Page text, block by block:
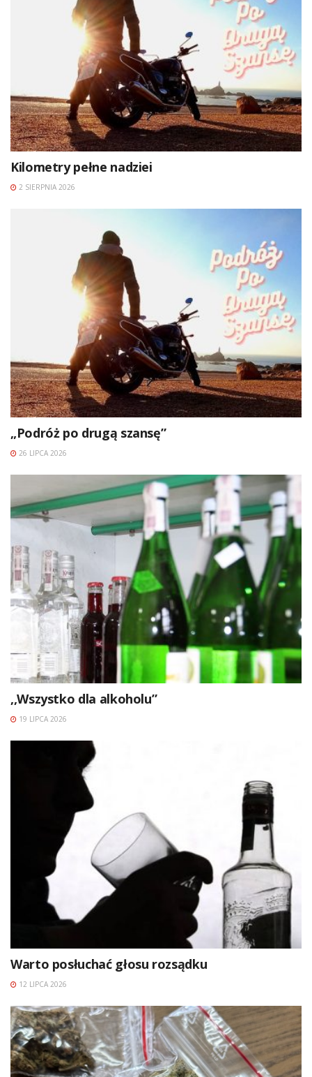
Kilometry pełne nadziei
2 SIERPNIA 2026
„Podróż po drugą szansę”
26 LIPCA 2026
,,Wszystko dla alkoholu”
19 LIPCA 2026
Warto posłuchać głosu rozsądku
12 LIPCA 2026